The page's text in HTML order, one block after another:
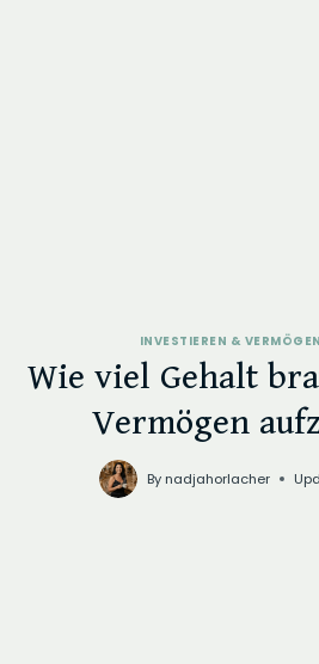
INVESTIEREN &
Wie viel Gehalt
Vermögen
By nadjahorlacher